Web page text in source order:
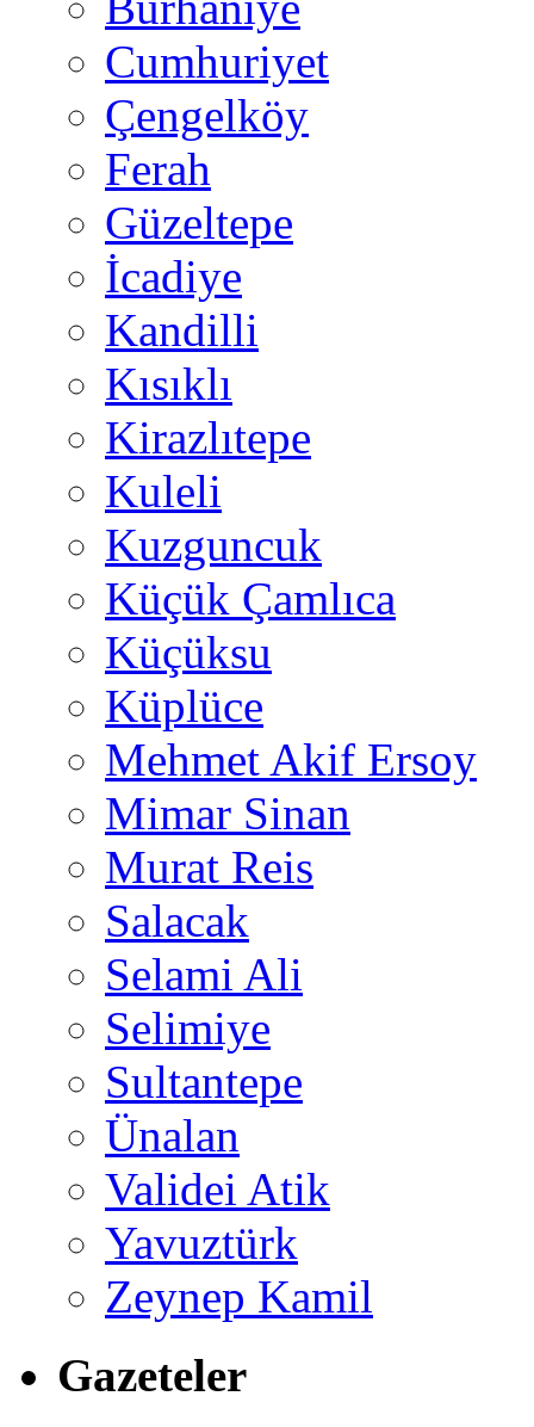
Cumhuriyet
Çengelköy
Ferah
Güzeltepe
İcadiye
Kandilli
Kısıklı
Kirazlıtepe
Kuleli
Kuzguncuk
Küçük Çamlıca
Küçüksu
Küplüce
Mehmet Akif Ersoy
Mimar Sinan
Murat Reis
Salacak
Selami Ali
Selimiye
Sultantepe
Ünalan
Validei Atik
Yavuztürk
Zeynep Kamil
Gazeteler